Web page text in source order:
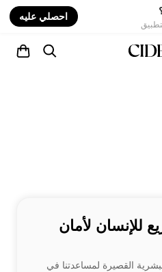
احصلي عليه
للإنسان لأمان
القصيرة لمساعدتنا في